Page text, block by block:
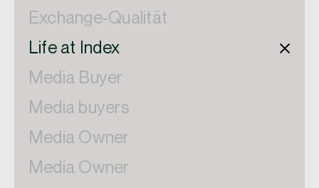
Exchange-Qualität
Life at Index
Media Buyer
Media buyers
Media Owner
Media Owner